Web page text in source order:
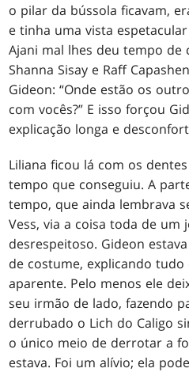
o pilar da bússola ficavam,
e tinha uma vista
Ajani mal lhes deu tempo de
Shanna Sisay e Raff
Gideon: “Onde estão os
com vocês?” E isso forçou
explicação longa e
Liliana ficou lá com os
tempo que conseguiu. A
tempo, que ainda lembrava
Vess, via a coisa toda de
desrespeitoso. Gideon
de costume, explicando tudo
aparente. Pelo menos ele
seu irmão de lado, fazendo
derrubado o Lich do Caligo
o único meio de derrotar a
estava. Foi um alívio; ela